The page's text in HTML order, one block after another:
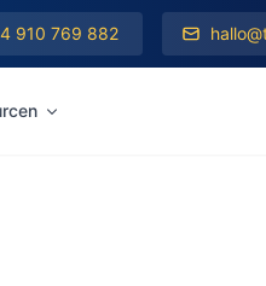
910 769 882